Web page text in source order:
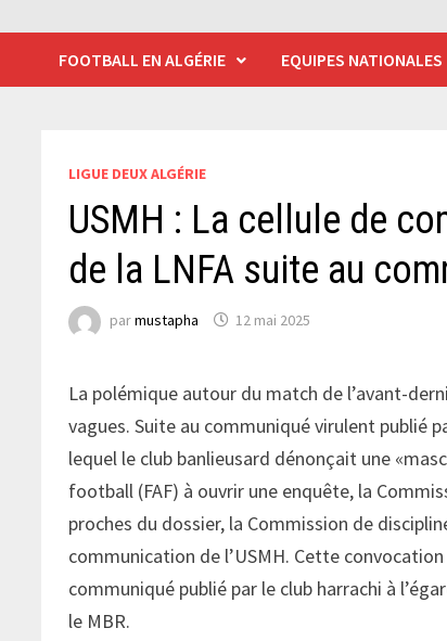
FOOTBALL EN ALGÉRIE EQUIPES NATIONALES
LIGUE DEUX ALGÉRIE
USMH : La cellule de
de la LNFA suite au
parmustapha 12 mai 2025
La polémique autour du match de l’avant-
vagues. Suite au communiqué virulent publié
lequel le club banlieusard dénonçait une
football (FAF) à ouvrir une enquête, la
proches du dossier, la Commission de
communication de l’USMH. Cette
communiqué publié par le club harrachi à
le MBR.